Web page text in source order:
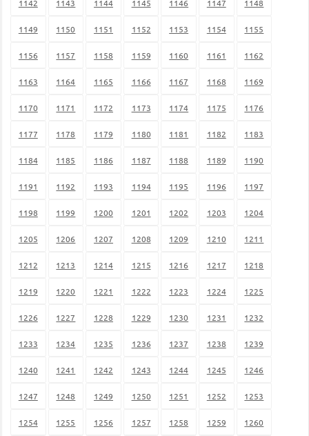
1142 1143 1144 1145 1146 1147 1148
1149 1150 1151 1152 1153 1154 1155
1156 1157 1158 1159 1160 1161 1162
1163 1164 1165 1166 1167 1168 1169
1170 1171 1172 1173 1174 1175 1176
1177 1178 1179 1180 1181 1182 1183
1184 1185 1186 1187 1188 1189 1190
1191 1192 1193 1194 1195 1196 1197
1198 1199 1200 1201 1202 1203 1204
1205 1206 1207 1208 1209 1210 1211
1212 1213 1214 1215 1216 1217 1218
1219 1220 1221 1222 1223 1224 1225
1226 1227 1228 1229 1230 1231 1232
1233 1234 1235 1236 1237 1238 1239
1240 1241 1242 1243 1244 1245 1246
1247 1248 1249 1250 1251 1252 1253
1254 1255 1256 1257 1258 1259 1260